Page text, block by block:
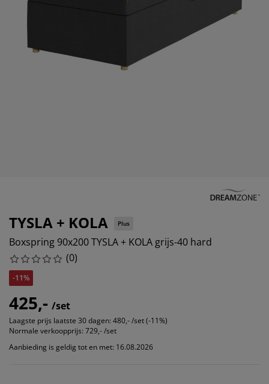
en accessoires
TYSLA + KOLA Plus
Boxspring 90x200 TYSLA + KOLA grijs-40 hard
(0)
-11%
425,- /set
Laagste prijs laatste 30 dagen: 480,- /set (-11%)
Normale verkoopprijs: 729,- /set
Aanbieding is geldig tot en met: 16.08.2026